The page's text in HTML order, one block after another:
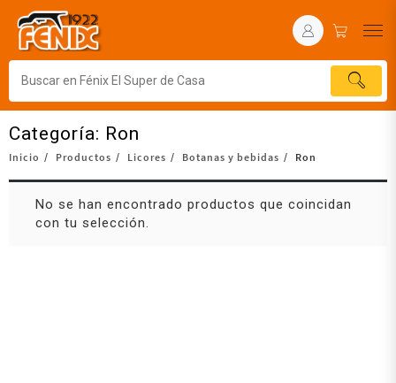
Categoría: Ron
Inicio Productos Licores Botanas y bebidas Ron
No se han encontrado productos que coincidan
con tu selección.